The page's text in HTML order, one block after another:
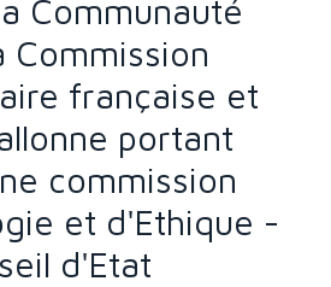
Communauté
Commission
française et
portant
commission
et d'Ethique -
d'Etat